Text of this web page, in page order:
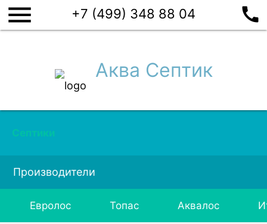
menu +7 (499) 348 88 04 call
Аква Септик
Септики
Производители
Евролос Топас Аквалос